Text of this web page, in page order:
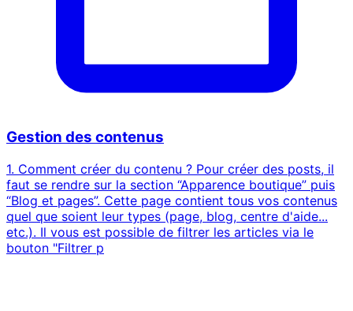
Gestion des contenus
1. Comment créer du contenu ? Pour créer des posts, il
faut se rendre sur la section “Apparence boutique” puis
“Blog et pages”. Cette page contient tous vos contenus
quel que soient leur types (page, blog, centre d'aide...
etc.). Il vous est possible de filtrer les articles via le
bouton "Filtrer p